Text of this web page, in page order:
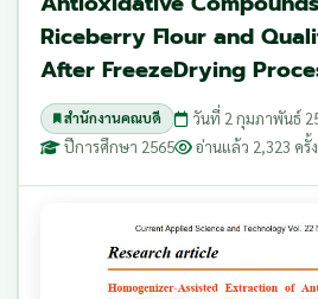
Riceberry Flour and
After FreezeDrying
สำนักงานคณบดี
วันที่ 2 กุมภาพันธ์
ปีการศึกษา 2565
อ่านแล้ว 2,323 ครั้ง